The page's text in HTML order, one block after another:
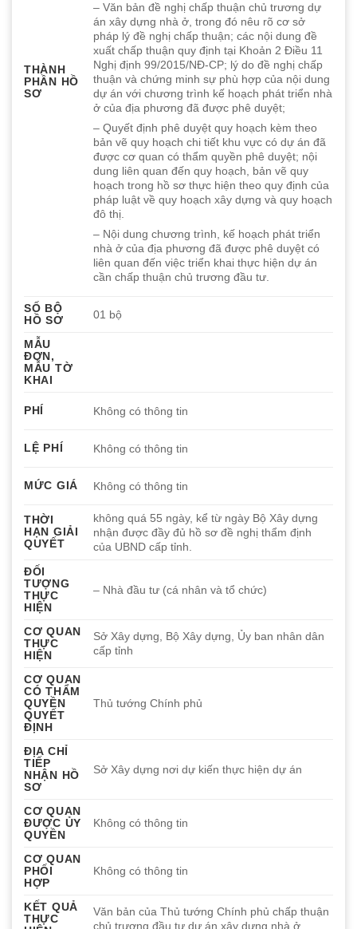
THÀNH
PHẦN HỒ
SƠ
– Văn bản đề nghị chấp thuận chủ trương dự
án xây dựng nhà ở, trong đó nêu rõ cơ sở
pháp lý đề nghị chấp thuận; các nội dung đề
xuất chấp thuận quy định tại Khoản 2 Điều 11
Nghị định 99/2015/NĐ-CP; lý do đề nghị chấp
thuận và chứng minh sự phù hợp của nội dung
dự án với chương trình kế hoạch phát triển nhà
ở của địa phương đã được phê duyệt;
– Quyết định phê duyệt quy hoạch kèm theo
bản vẽ quy hoạch chi tiết khu vực có dự án đã
được cơ quan có thẩm quyền phê duyệt; nội
dung liên quan đến quy hoạch, bản vẽ quy
hoạch trong hồ sơ thực hiện theo quy định của
pháp luật về quy hoạch xây dựng và quy hoạch
đô thị.
– Nội dung chương trình, kế hoạch phát triển
nhà ở của địa phương đã được phê duyệt có
liên quan đến việc triển khai thực hiện dự án
cần chấp thuận chủ trương đầu tư.
SỐ BỘ
HỒ SƠ
01 bộ
MẪU
ĐƠN,
MẪU TỜ
KHAI
PHÍ Không có thông tin
LỆ PHÍ Không có thông tin
MỨC GIÁ Không có thông tin
THỜI
HẠN GIẢI
QUYẾT
không quá 55 ngày, kể từ ngày Bộ Xây dựng
nhận được đầy đủ hồ sơ đề nghị thẩm định
của UBND cấp tỉnh.
ĐỐI
TƯỢNG
THỰC
HIỆN
– Nhà đầu tư (cá nhân và tổ chức)
CƠ QUAN
THỰC
HIỆN
Sở Xây dựng, Bộ Xây dựng, Ủy ban nhân dân
cấp tỉnh
CƠ QUAN
CÓ THẨM
QUYỀN
QUYẾT
ĐỊNH
Thủ tướng Chính phủ
ĐỊA CHỈ
TIẾP
NHẬN HỒ
SƠ
Sở Xây dựng nơi dự kiến thực hiện dự án
CƠ QUAN
ĐƯỢC ỦY
QUYỀN
Không có thông tin
CƠ QUAN
PHỐI
HỢP
Không có thông tin
KẾT QUẢ
THỰC
Văn bản của Thủ tướng Chính phủ chấp thuận
chủ trương đầu tư dự án xây dựng nhà ở.